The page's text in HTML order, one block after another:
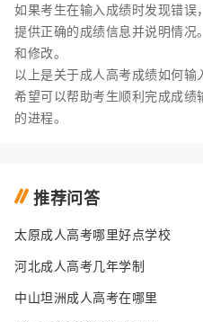
如果考生在输入成绩时发现错误
提供正确的成绩信息并说明情
和修改。
以上是关于成人高考成绩如何输
希望可以帮助考生顺利完成成
的进程。
推荐问答
太原成人高考哪里好点学校
河北成人高考几年学制
中山坦洲成人高考在哪里